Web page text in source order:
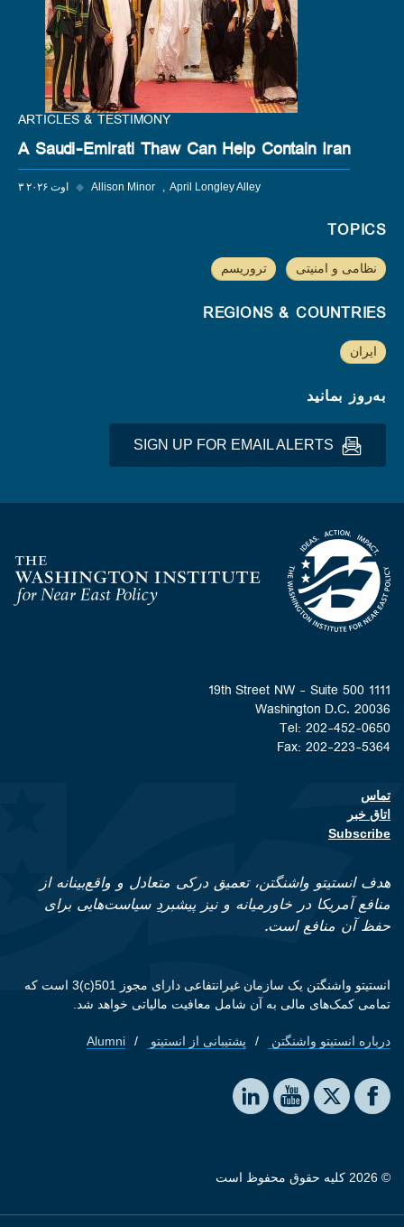
ARTICLES & TESTIMONY
A Saudi-Emirati Thaw Can Help Contain Iran
۳ اوت ۲۰۲۶ ◆ Allison Minor April Longley Alley
TOPICS
نظامی و امنیتی تروریسم
REGIONS & COUNTRIES
ایران
به‌روز بمانید
Homepage
1111 19th Street NW - Suite 500
Washington D.C. 20036
Tel: 202-452-0650
Fax: 202-223-5364
Footer contact links
تماس
اتاق خبر
Subscribe
هدف انستیتو واشنگتن، تعمیق درکی متعادل و واقع‌بینانه از
منافع آمریکا در خاورمیانه و نیز پیشبردِ سیاست‌هایی برای
حفظ آن منافع است.
انستیتو واشنگتن یک سازمان غیرانتفاعی دارای مجوز 501(c)3 است که
تمامی کمک‌های مالی به آن شامل معافیت مالیاتی خواهد شد.
Footer quick links
درباره انستیتو واشنگتن پشتیبانی از انستیتو Alumni
Social media
The Washington Institute on Facebook
The Washington Institute on X
The Washington Institute on YouTube
The Washington Institute on LinkedIn
© 2026 کلیه حقوق محفوظ است